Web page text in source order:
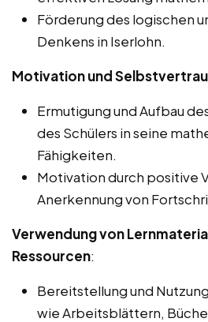
Förderung des logischen
Denkens in Iserlohn.
Motivation und
Ermutigung und Aufbau
des Schülers in seine
Fähigkeiten.
Motivation durch positive
Anerkennung von
Verwendung von
Ressourcen:
Bereitstellung und
wie Arbeitsblättern,